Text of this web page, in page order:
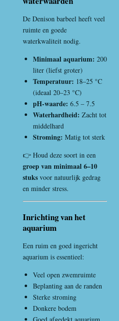
De Denison barbeel heeft veel
ruimte en goede
waterkwaliteit nodig.
Minimaal aquarium: 200
liter (liefst groter)
Temperatuur: 18–25 °C
(ideaal 20–23 °C)
pH-waarde: 6.5 – 7.5
Waterhardheid: Zacht tot
middelhard
Stroming: Matig tot sterk
👉 Houd deze soort in een
groep van minimaal 6–10
stuks voor natuurlijk gedrag
en minder stress.
Inrichting van het
aquarium
Een ruim en goed ingericht
aquarium is essentieel:
Veel open zwemruimte
Beplanting aan de randen
Sterke stroming
Donkere bodem